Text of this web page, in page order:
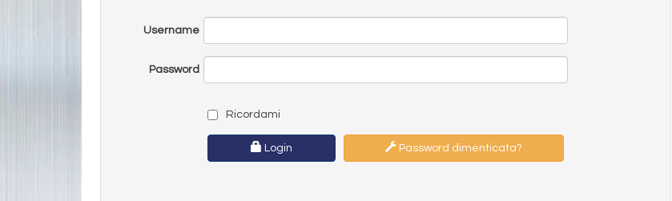
Username
Password
Ricordami
Login Password dimenticata?